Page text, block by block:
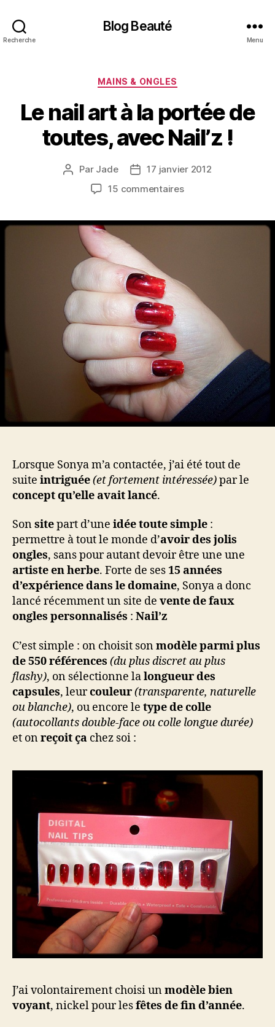
Recherche
Blog Beauté
Menu
Catégories
MAINS & ONGLES
Le nail art à la portée de
toutes, avec Nail’z !
Auteur
l’article
Par Jade
Date17 janvier 2012
15 commentairessur
art
de
toutes,
avec
Nail’z
!
Lorsque Sonya m’a contactée, j’ai été tout de
suite intriguée(et fortement intéressée)par le
concept qu’elle avait lancé.
Sonsitepart d’une idée toute simple :
permettre à tout le monde d’avoir des jolis
ongles, sans pour autant devoir être une une
artiste en herbe. Forte de ses15 années
d’expérience dans le domaine, Sonya a donc
lancé récemment un site de vente de faux
ongles personnalisés : Nail’z
C’est simple : on choisit sonmodèle parmi plus
de 550 références (du plus discret au plus
flashy), on sélectionne lalongueur des
capsules, leurcouleur(transparente, naturelle
ou blanche), ou encore le type de colle
(autocollants double-face ou colle longue durée)
et onreçoit ça chez soi :
J’ai volontairement choisi unmodèle bien
voyant, nickel pour lesfêtes de fin d’année.